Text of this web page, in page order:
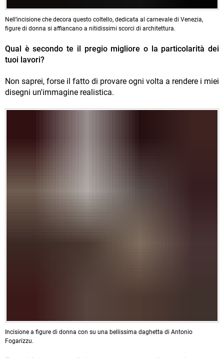
Nell’incisione che decora questo coltello, dedicata al carnevale di Venezia,
figure di donna si affiancano a nitidissimi scorci di architettura.
Qual è secondo te il pregio migliore o la particolarità dei
tuoi lavori?
Non saprei, forse il fatto di provare ogni volta a rendere i miei
disegni un'immagine realistica.
Incisione a figure di donna con su una bellissima daghetta di Antonio
Fogarizzu.